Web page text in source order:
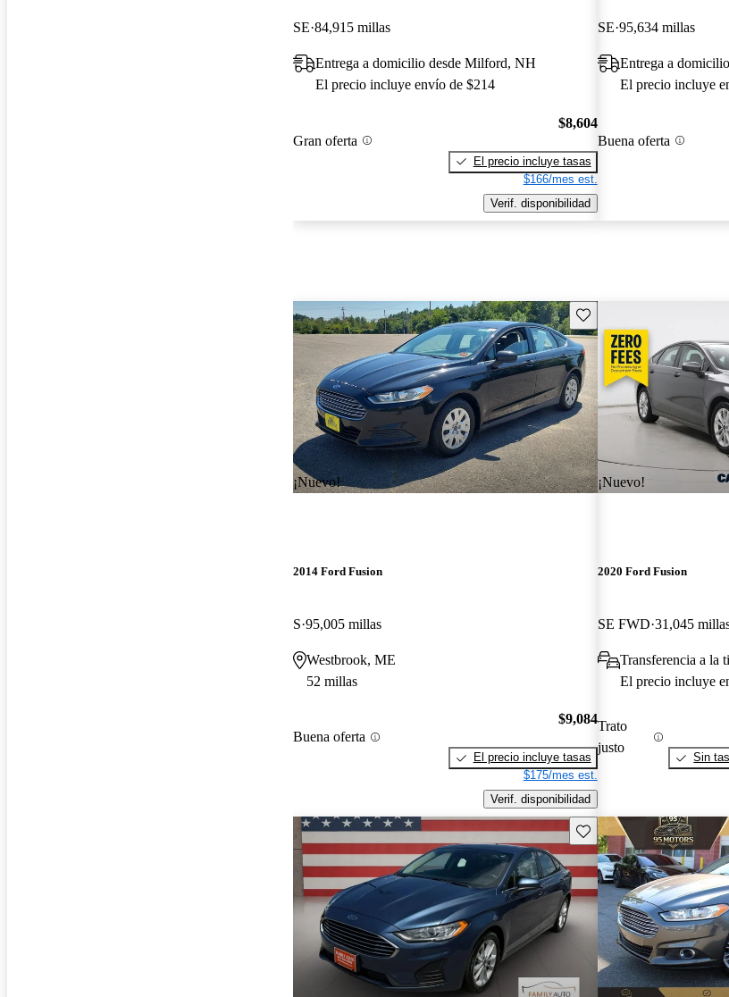
SE 84,915 millas
Entrega a domicilio desde Milford, NH
El precio incluye envío de $214
Gran oferta
$8,604
El precio incluye tasas
$166/mes est.
Verif. disponibilidad
SE 95,634 millas
Entrega a
El precio incluye
Buena oferta
¡Nuevo!
Guarda este Aviso
2014 Ford Fusion
S 95,005 millas
Westbrook, ME
52 millas
Buena oferta
$9,084
El precio incluye tasas
$175/mes est.
Verif. disponibilidad
¡Nuevo!
2020 Ford Fusion
SE FWD 31,045
Transferencia a la
El precio incluye
Trato
justo
Sin
Guarda este Aviso